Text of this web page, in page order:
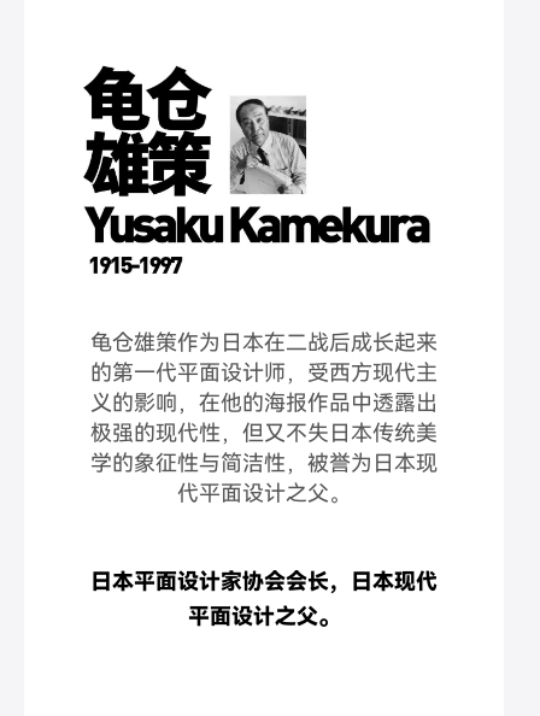
龟仓雄策作为日本在二战后成长起来
的第一代平面设计师，受西方现代主
义的影响，在他的海报作品中透露出
极强的现代性，但又不失日本传统美
学的象征性与简洁性，被誉为日本现
代平面设计之父。
日本平面设计家协会会长，日本现代
平面设计之父。